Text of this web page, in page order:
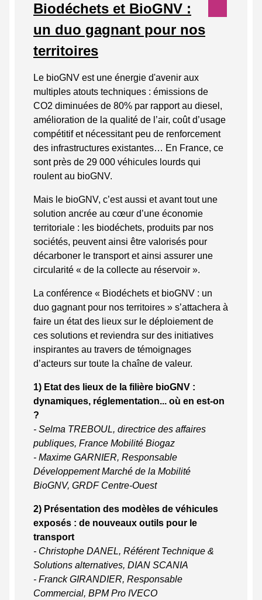
Biodéchets et BioGNV :
un duo gagnant pour nos
territoires
Le bioGNV est une énergie d'avenir aux
multiples atouts techniques : émissions de
CO2 diminuées de 80% par rapport au diesel,
amélioration de la qualité de l’air, coût d’usage
compétitif et nécessitant peu de renforcement
des infrastructures existantes… En France, ce
sont près de 29 000 véhicules lourds qui
roulent au bioGNV.
Mais le bioGNV, c’est aussi et avant tout une
solution ancrée au cœur d’une économie
territoriale : les biodéchets, produits par nos
sociétés, peuvent ainsi être valorisés pour
décarboner le transport et ainsi assurer une
circularité « de la collecte au réservoir ».
La conférence « Biodéchets et bioGNV : un
duo gagnant pour nos territoires » s’attachera à
faire un état des lieux sur le déploiement de
ces solutions et reviendra sur des initiatives
inspirantes au travers de témoignages
d’acteurs sur toute la chaîne de valeur.
1) Etat des lieux de la filière bioGNV :
dynamiques, réglementation... où en est-on
?
- Selma TREBOUL, directrice des affaires
publiques, France Mobilité Biogaz
- Maxime GARNIER, Responsable
Développement Marché de la Mobilité
BioGNV, GRDF Centre-Ouest
2) Présentation des modèles de véhicules
exposés : de nouveaux outils pour le
transport
- Christophe DANEL, Référent Technique &
Solutions alternatives, DIAN SCANIA
- Franck GIRANDIER, Responsable
Commercial, BPM Pro IVECO